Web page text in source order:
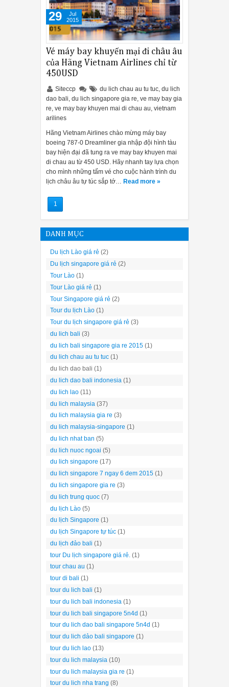
Vé máy bay khuyến mại đi châu âu
của Hãng Vietnam Airlines chỉ từ
450USD
Siteccp du lich chau au tu tuc, du lich
dao bali, du lich singapore gia re, ve may bay gia
re, ve may bay khuyen mai di chau au, vietnam
arilines
Hãng Vietnam Airlines chào mừng máy bay
boeing 787-0 Dreamliner gia nhập đội hình tàu
bay hiện đại đã tung ra ve may bay khuyen mai
di chau au từ 450 USD. Hãy nhanh tay lựa chọn
cho mình những tấm vé cho cuộc hành trình du
lịch châu âu tự túc sắp tớ… Read more »
29
Jul
2015
1
DANH MỤC
Du lịch Lào giá rẻ (2)
Du lịch singapore giá rẻ (2)
Tour Lào (1)
Tour Lào giá rẻ (1)
Tour Singapore giá rẻ (2)
Tour du lịch Lào (1)
Tour du lịch singapore giá rẻ (3)
du lich bali (3)
du lich bali singapore gia re 2015 (1)
du lich chau au tu tuc (1)
du lich dao bali (1)
du lich dao bali indonesia (1)
du lich lao (11)
du lich malaysia (37)
du lich malaysia gia re (3)
du lich malaysia-singapore (1)
du lich nhat ban (5)
du lich nuoc ngoai (5)
du lich singapore (17)
du lich singapore 7 ngay 6 dem 2015 (1)
du lich singapore gia re (3)
du lich trung quoc (7)
du lịch Lào (5)
du lịch Singapore (1)
du lịch Singapore tự túc (1)
du lịch đảo bali (1)
tour Du lịch singapore giá rẻ. (1)
tour chau au (1)
tour di bali (1)
tour du lich bali (1)
tour du lich bali indonesia (1)
tour du lich bali singapore 5n4d (1)
tour du lich dao bali singapore 5n4d (1)
tour du lich dảo bali singapore (1)
tour du lich lao (13)
tour du lich malaysia (10)
tour du lich malaysia gia re (1)
tour du lich nha trang (8)